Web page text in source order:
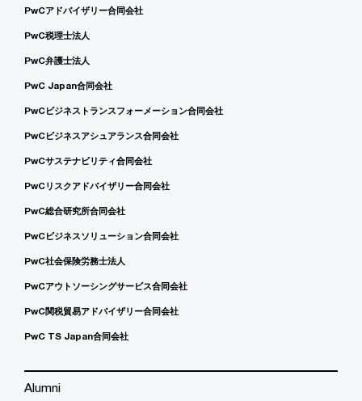
PwCアドバイザリー合同会社
PwC税理士法人
PwC弁護士法人
PwC Japan合同会社
PwCビジネストランスフォーメーション合同会社
PwCビジネスアシュアランス合同会社
PwCサステナビリティ合同会社
PwCリスクアドバイザリー合同会社
PwC総合研究所合同会社
PwCビジネスソリューション合同会社
PwC社会保険労務士法人
PwCアウトソーシングサービス合同会社
PwC関税貿易アドバイザリー合同会社
PwC TS Japan合同会社
Alumni